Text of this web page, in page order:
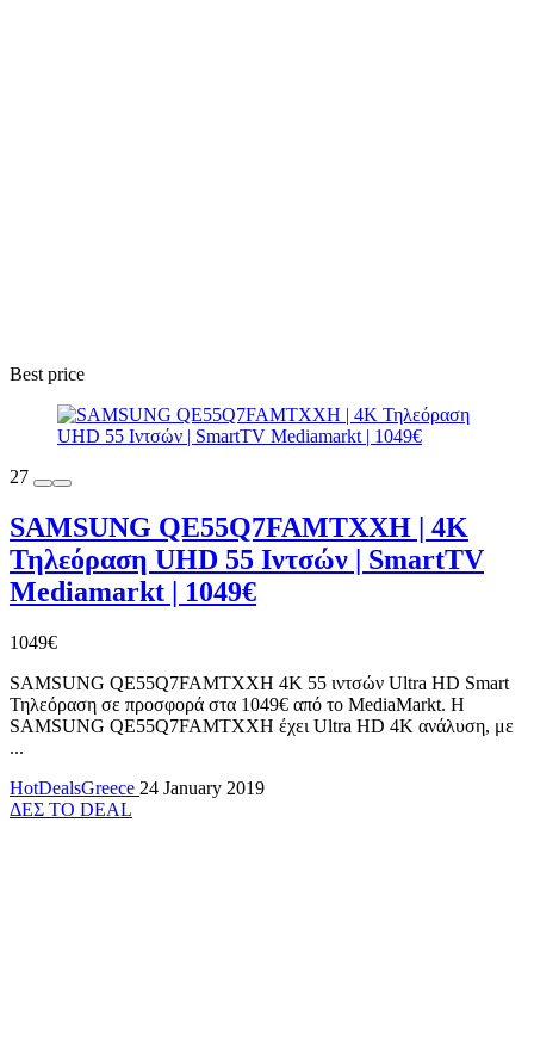
Best price
27
SAMSUNG QE55Q7FAMTXXH | 4K
Τηλεόραση UHD 55 Ιντσών | SmartTV
Mediamarkt | 1049€
1049€
SAMSUNG QE55Q7FAMTXXH 4K 55 ιντσών Ultra HD Smart
Τηλεόραση σε προσφορά στα 1049€ από το MediaMarkt. H
SAMSUNG QE55Q7FAMTXXH έχει Ultra HD 4K ανάλυση, με
...
HotDealsGreece 24 January 2019
ΔΕΣ ΤΟ DEAL